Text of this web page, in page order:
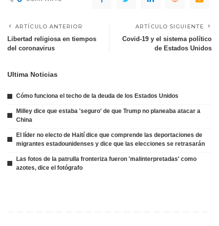
ARTÍCULO ANTERIOR
Libertad religiosa en tiempos
del coronavirus
ARTÍCULO SIGUIENTE
Covid-19 y el sistema político
de Estados Unidos
Ultima Noticias
Cómo funciona el techo de la deuda de los Estados Unidos
Milley dice que estaba 'seguro' de que Trump no planeaba atacar a
China
El líder no electo de Haití dice que comprende las deportaciones de
migrantes estadounidenses y dice que las elecciones se retrasarán
Las fotos de la patrulla fronteriza fueron 'malinterpretadas' como
azotes, dice el fotógrafo